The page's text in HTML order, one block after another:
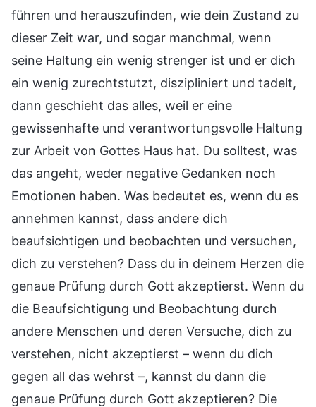
führen und herauszufinden, wie dein Zustand zu
dieser Zeit war, und sogar manchmal, wenn
seine Haltung ein wenig strenger ist und er dich
ein wenig zurechtstutzt, diszipliniert und tadelt,
dann geschieht das alles, weil er eine
gewissenhafte und verantwortungsvolle Haltung
zur Arbeit von Gottes Haus hat. Du solltest, was
das angeht, weder negative Gedanken noch
Emotionen haben. Was bedeutet es, wenn du es
annehmen kannst, dass andere dich
beaufsichtigen und beobachten und versuchen,
dich zu verstehen? Dass du in deinem Herzen die
genaue Prüfung durch Gott akzeptierst. Wenn du
die Beaufsichtigung und Beobachtung durch
andere Menschen und deren Versuche, dich zu
verstehen, nicht akzeptierst – wenn du dich
gegen all das wehrst –, kannst du dann die
genaue Prüfung durch Gott akzeptieren? Die